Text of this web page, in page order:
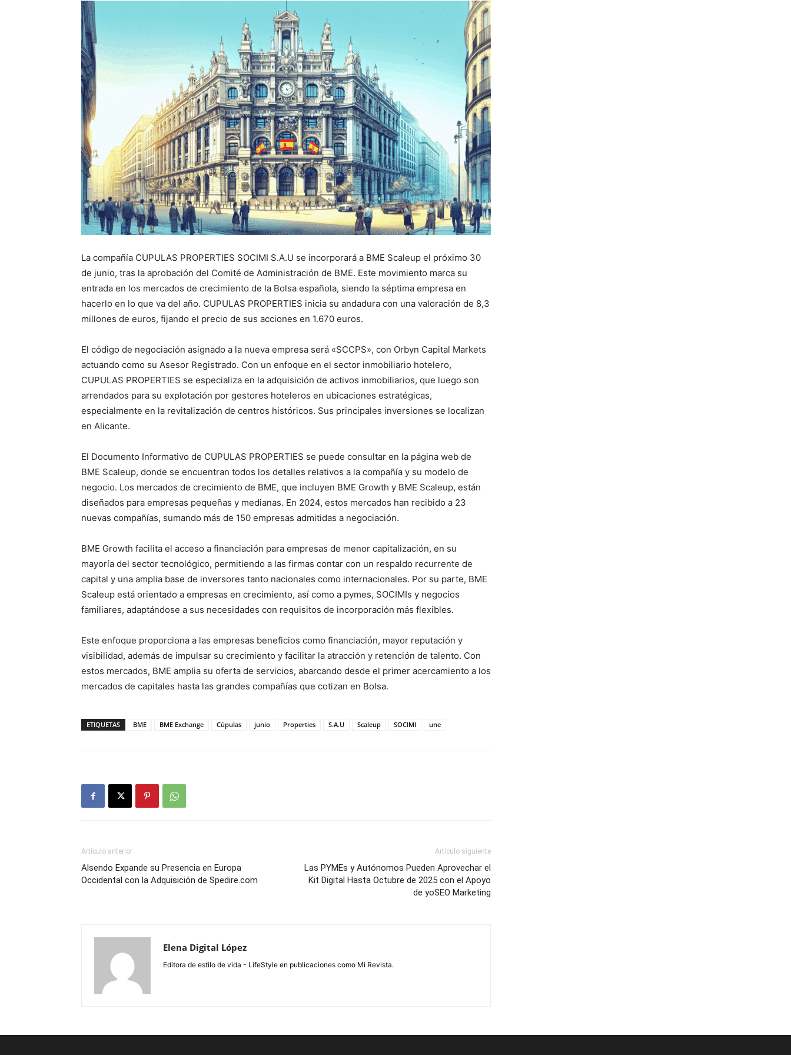
La compañía CUPULAS PROPERTIES SOCIMI S.A.U se incorporará a BME Scaleup el próximo 30
de junio, tras la aprobación del Comité de Administración de BME. Este movimiento marca su
entrada en los mercados de crecimiento de la Bolsa española, siendo la séptima empresa en
hacerlo en lo que va del año. CUPULAS PROPERTIES inicia su andadura con una valoración de 8,3
millones de euros, fijando el precio de sus acciones en 1.670 euros.
El código de negociación asignado a la nueva empresa será «SCCPS», con Orbyn Capital Markets
actuando como su Asesor Registrado. Con un enfoque en el sector inmobiliario hotelero,
CUPULAS PROPERTIES se especializa en la adquisición de activos inmobiliarios, que luego son
arrendados para su explotación por gestores hoteleros en ubicaciones estratégicas,
especialmente en la revitalización de centros históricos. Sus principales inversiones se localizan
en Alicante.
El Documento Informativo de CUPULAS PROPERTIES se puede consultar en la página web de
BME Scaleup, donde se encuentran todos los detalles relativos a la compañía y su modelo de
negocio. Los mercados de crecimiento de BME, que incluyen BME Growth y BME Scaleup, están
diseñados para empresas pequeñas y medianas. En 2024, estos mercados han recibido a 23
nuevas compañías, sumando más de 150 empresas admitidas a negociación.
BME Growth facilita el acceso a financiación para empresas de menor capitalización, en su
mayoría del sector tecnológico, permitiendo a las firmas contar con un respaldo recurrente de
capital y una amplia base de inversores tanto nacionales como internacionales. Por su parte, BME
Scaleup está orientado a empresas en crecimiento, así como a pymes, SOCIMIs y negocios
familiares, adaptándose a sus necesidades con requisitos de incorporación más flexibles.
Este enfoque proporciona a las empresas beneficios como financiación, mayor reputación y
visibilidad, además de impulsar su crecimiento y facilitar la atracción y retención de talento. Con
estos mercados, BME amplia su oferta de servicios, abarcando desde el primer acercamiento a los
mercados de capitales hasta las grandes compañías que cotizan en Bolsa.
ETIQUETAS BME BME Exchange Cúpulas junio Properties S.A.U Scaleup SOCIMI une
Artículo anterior
Alsendo Expande su Presencia en Europa
Occidental con la Adquisición de Spedire.com
Artículo siguiente
Las PYMEs y Autónomos Pueden Aprovechar el
Kit Digital Hasta Octubre de 2025 con el Apoyo
de yoSEO Marketing
Elena Digital López
Editora de estilo de vida - LifeStyle en publicaciones como Mi Revista.